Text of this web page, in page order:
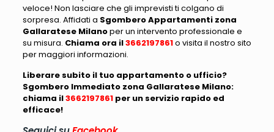
veloce! Non lasciare che gli imprevisti ti colgano di
sorpresa. Affidati a Sgombero Appartamenti zona
Gallaratese Milanoper un intervento professionale e
su misura. Chiama ora il3662197861o visita il nostro sito
per maggiori informazioni.
Liberare subito il tuo appartamento o ufficio?
Sgombero Immediato zona Gallaratese Milano:
chiama il3662197861per un servizio rapido ed
efficace!